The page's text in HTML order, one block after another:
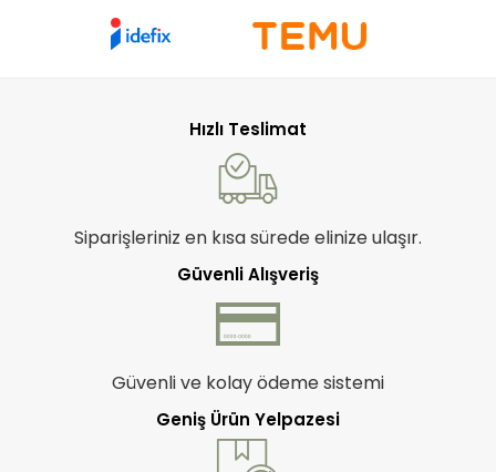
Hızlı Teslimat
Siparişleriniz en kısa sürede elinize ulaşır.
Güvenli Alışveriş
Güvenli ve kolay ödeme sistemi
Geniş Ürün Yelpazesi